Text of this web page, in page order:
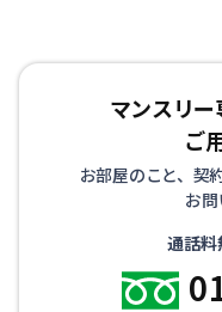
マンスリ
ご
お部屋のこと、契
お
通話料